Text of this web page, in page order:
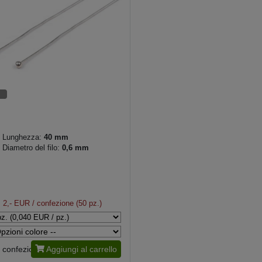
Lunghezza: 40 mm
Diametro del filo: 0,6 mm
2,- EUR/ confezione (50 pz.)
confezione Aggiungi al carrello